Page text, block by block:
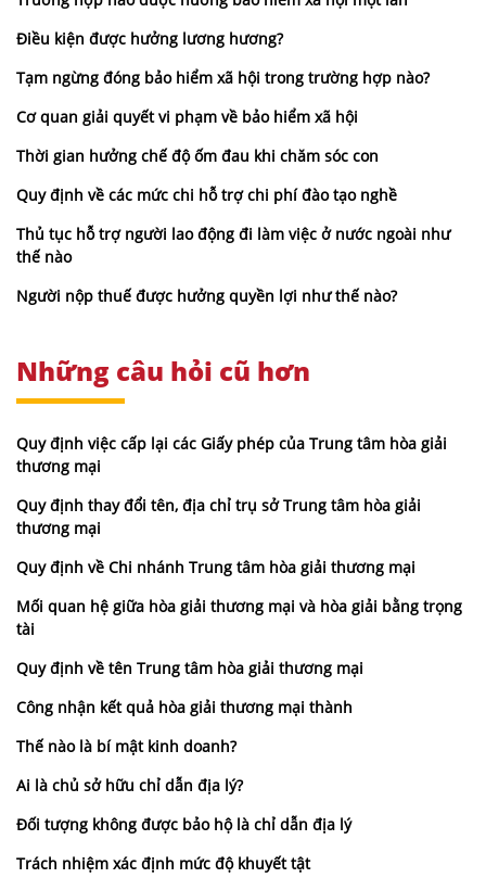
Điều kiện được hưởng lương hương?
Tạm ngừng đóng bảo hiểm xã hội trong trường hợp nào?
Cơ quan giải quyết vi phạm về bảo hiểm xã hội
Thời gian hưởng chế độ ốm đau khi chăm sóc con
Quy định về các mức chi hỗ trợ chi phí đào tạo nghề
Thủ tục hỗ trợ người lao động đi làm việc ở nước ngoài như
thế nào
Người nộp thuế được hưởng quyền lợi như thế nào?
Những câu hỏi cũ hơn
Quy định việc cấp lại các Giấy phép của Trung tâm hòa giải
thương mại
Quy định thay đổi tên, địa chỉ trụ sở Trung tâm hòa giải
thương mại
Quy định về Chi nhánh Trung tâm hòa giải thương mại
Mối quan hệ giữa hòa giải thương mại và hòa giải bằng trọng
tài
Quy định về tên Trung tâm hòa giải thương mại
Công nhận kết quả hòa giải thương mại thành
Thế nào là bí mật kinh doanh?
Ai là chủ sở hữu chỉ dẫn địa lý?
Đối tượng không được bảo hộ là chỉ dẫn địa lý
Trách nhiệm xác định mức độ khuyết tật